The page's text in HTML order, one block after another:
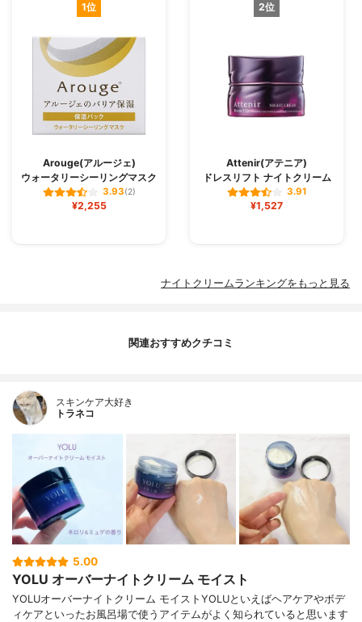
1位
Arouge(アルージェ)
ウォータリーシーリングマスク
3.93(2)
¥2,255
2位
Attenir(アテニア)
ドレスリフト ナイトクリーム
3.91
¥1,527
ナイトクリームランキングをもっと見る
関連おすすめクチコミ
スキンケア大好き
トラネコ
5.00
YOLU オーバーナイトクリーム モイスト
YOLUオーバーナイトクリーム モイストYOLUといえばヘアケアやボデ
ィケアといったお風呂場で使うアイテムがよく知られていると思います